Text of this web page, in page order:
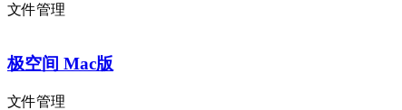
文件管理
极空间 Mac版
文件管理